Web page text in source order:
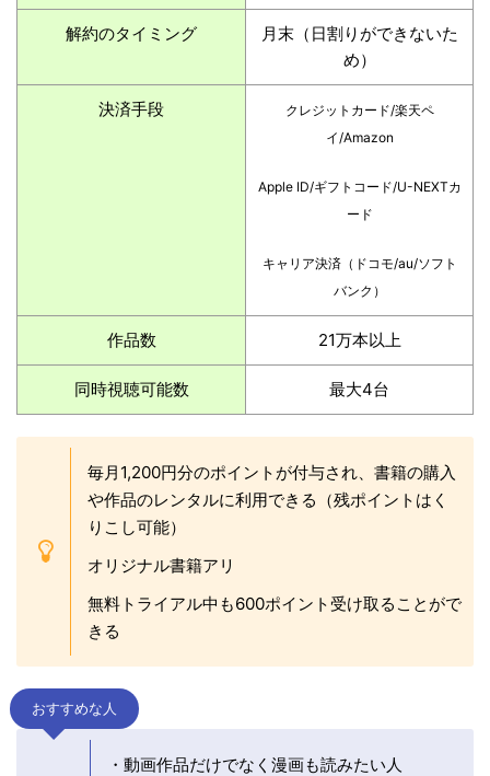
解約のタイミング
月末（日割りができないた
め）
決済手段
クレジットカード/楽天ペ
イ/Amazon
Apple ID/ギフトコード/U-NEXTカ
ード
キャリア決済（ドコモ/au/ソフト
バンク）
作品数 21万本以上
同時視聴可能数 最大4台
毎月1,200円分のポイントが付与され、書籍の購入
や作品のレンタルに利用できる（残ポイントはく
りこし可能）
オリジナル書籍アリ
無料トライアル中も600ポイント受け取ることがで
きる
おすすめな人
・動画作品だけでなく漫画も読みたい人